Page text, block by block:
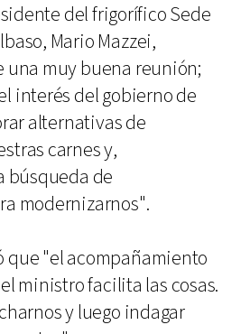
del frigorífico Sede
Mario Mazzei,
una muy buena reunión;
interés del gobierno de
alternativas de
carnes y,
búsqueda de
modernizarnos".
que "el acompañamiento
ministro facilita las cosas.
y luego indagar